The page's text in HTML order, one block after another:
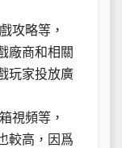
攻略等，
廠商和相關
玩家投放廣
視頻等，
較高，因爲